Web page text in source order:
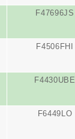
F47696JS
F4506FHI
F4430UBE
F6449LO